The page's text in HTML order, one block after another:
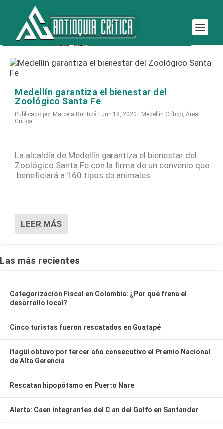
Etiqueta:
Medellín garantiza el bienestar del
Zoológico Santa Fe
Publicado por Marcela Buriticá | Jun 18, 2020 | Medellín Crítico Área
Crítica
La alcaldía de Medellín garantiza el bienestar del
Zoológico Santa Fe con la firma de un convenio que
beneficiará a 160 tipos de animales.
LEER MÁS
Las más recientes
Categorización Fiscal en Colombia: ¿Por qué frena el
desarrollo local?
Cinco turistas fueron rescatados en Guatapé
Itagüí obtuvo por tercer año consecutivo el Premio Nacional
de Alta Gerencia
Rescatan hipopótamo en Puerto Nare
Alerta: Caen integrantes del Clan del Golfo en Santander